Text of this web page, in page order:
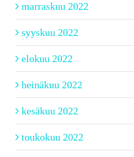
marraskuu 2022
syyskuu 2022
elokuu 2022
heinäkuu 2022
kesäkuu 2022
toukokuu 2022